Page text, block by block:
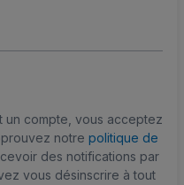
un compte, vous acceptez
notre politique de
des notifications par
vous désinscrire à tout